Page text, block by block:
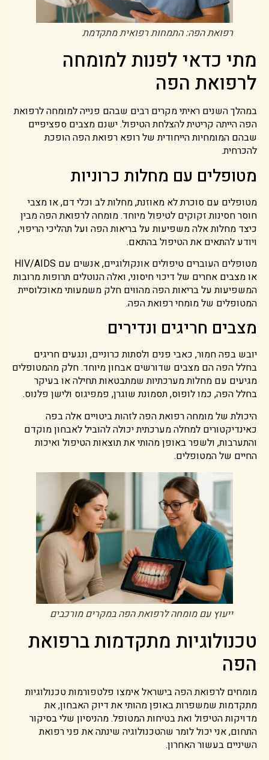
רפואת הפה: התמחות רפואית מתקדמת
מתי כדאי לפנות למומחה
לרפואת הפה
במהלך השנים ראיתי מקרים רבים שבהם פנייה למומחה לרפואת
הפה הייתה קריטית להצלחת הטיפול. ישנם מצבים ספציפיים
שבהם המומחיות הייחודית של רופא רפואת הפה הופכת
להכרחית.
מטופלים עם מחלות כרוניות
מטופלים עם סוכרת לא מאוזנת, מחלות לב וכלי דם, או מצבי
חוסר חסינות זקוקים לטיפול מיוחד. מומחה לרפואת הפה מבין
כיצד מחלות אלה משפיעות על בריאות הפה ועל תהליכי הריפוי,
ויודע להתאים את הטיפול בהתאם.
מטופלים העוברים טיפולים אונקולוגיים, אנשים עם HIV/AIDS
או מצבים אחרים של דיכוי חיסוני, ואלה הנוטלים תרופות מרובות
המשפיעות על בריאות הפה מהווים חלק משמעותי מאוכלוסיית
המטופלים של מומחי רפואת הפה.
מצבים חריגים ונדירים
יובש בפה חמור, כאבי פנים ולסתות כרוניים, ונגעים חריגים
בחלל הפה הם מצבים שדורשים אבחון מיוחד. חלק מהמטופלים
מגיעים עם מחלות מערכתיות שמתבטאות תחילה או בעיקר
בחלל הפה, כמו לופוס, תסמונת שוגרן, פמפיגוס ולישן פלנוס.
היכולת של מומחה רפואת הפה לזהות ביטויים אלה בפה
כאינדיקטורים למחלה מערכתית יכולה להוביל לאבחון מוקדם
והתערבות, ולשפר באופן מהותי את תוצאות הטיפול ואיכות
החיים של המטופלים.
ייעוץ עם מומחה לרפואת הפה במקרים מורכבים
טכנולוגיות מתקדמות ברפואת
הפה
מומחים לרפואת הפה בישראל אימצו פלטפורמות טכנולוגיות
מתקדמות שמשפרות באופן מהותי את דיוק האבחון, את
מדויקות הטיפול ואת בטיחות המטופל. מהניסיון שלי בסיקור
התחום, אני יכול לומר שהטכנולוגיה שינתה את פני רפואת
השיניים בעשור האחרון.